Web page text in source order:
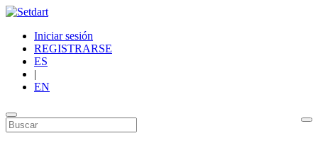
Iniciar sesión
REGISTRARSE
ES
|
EN